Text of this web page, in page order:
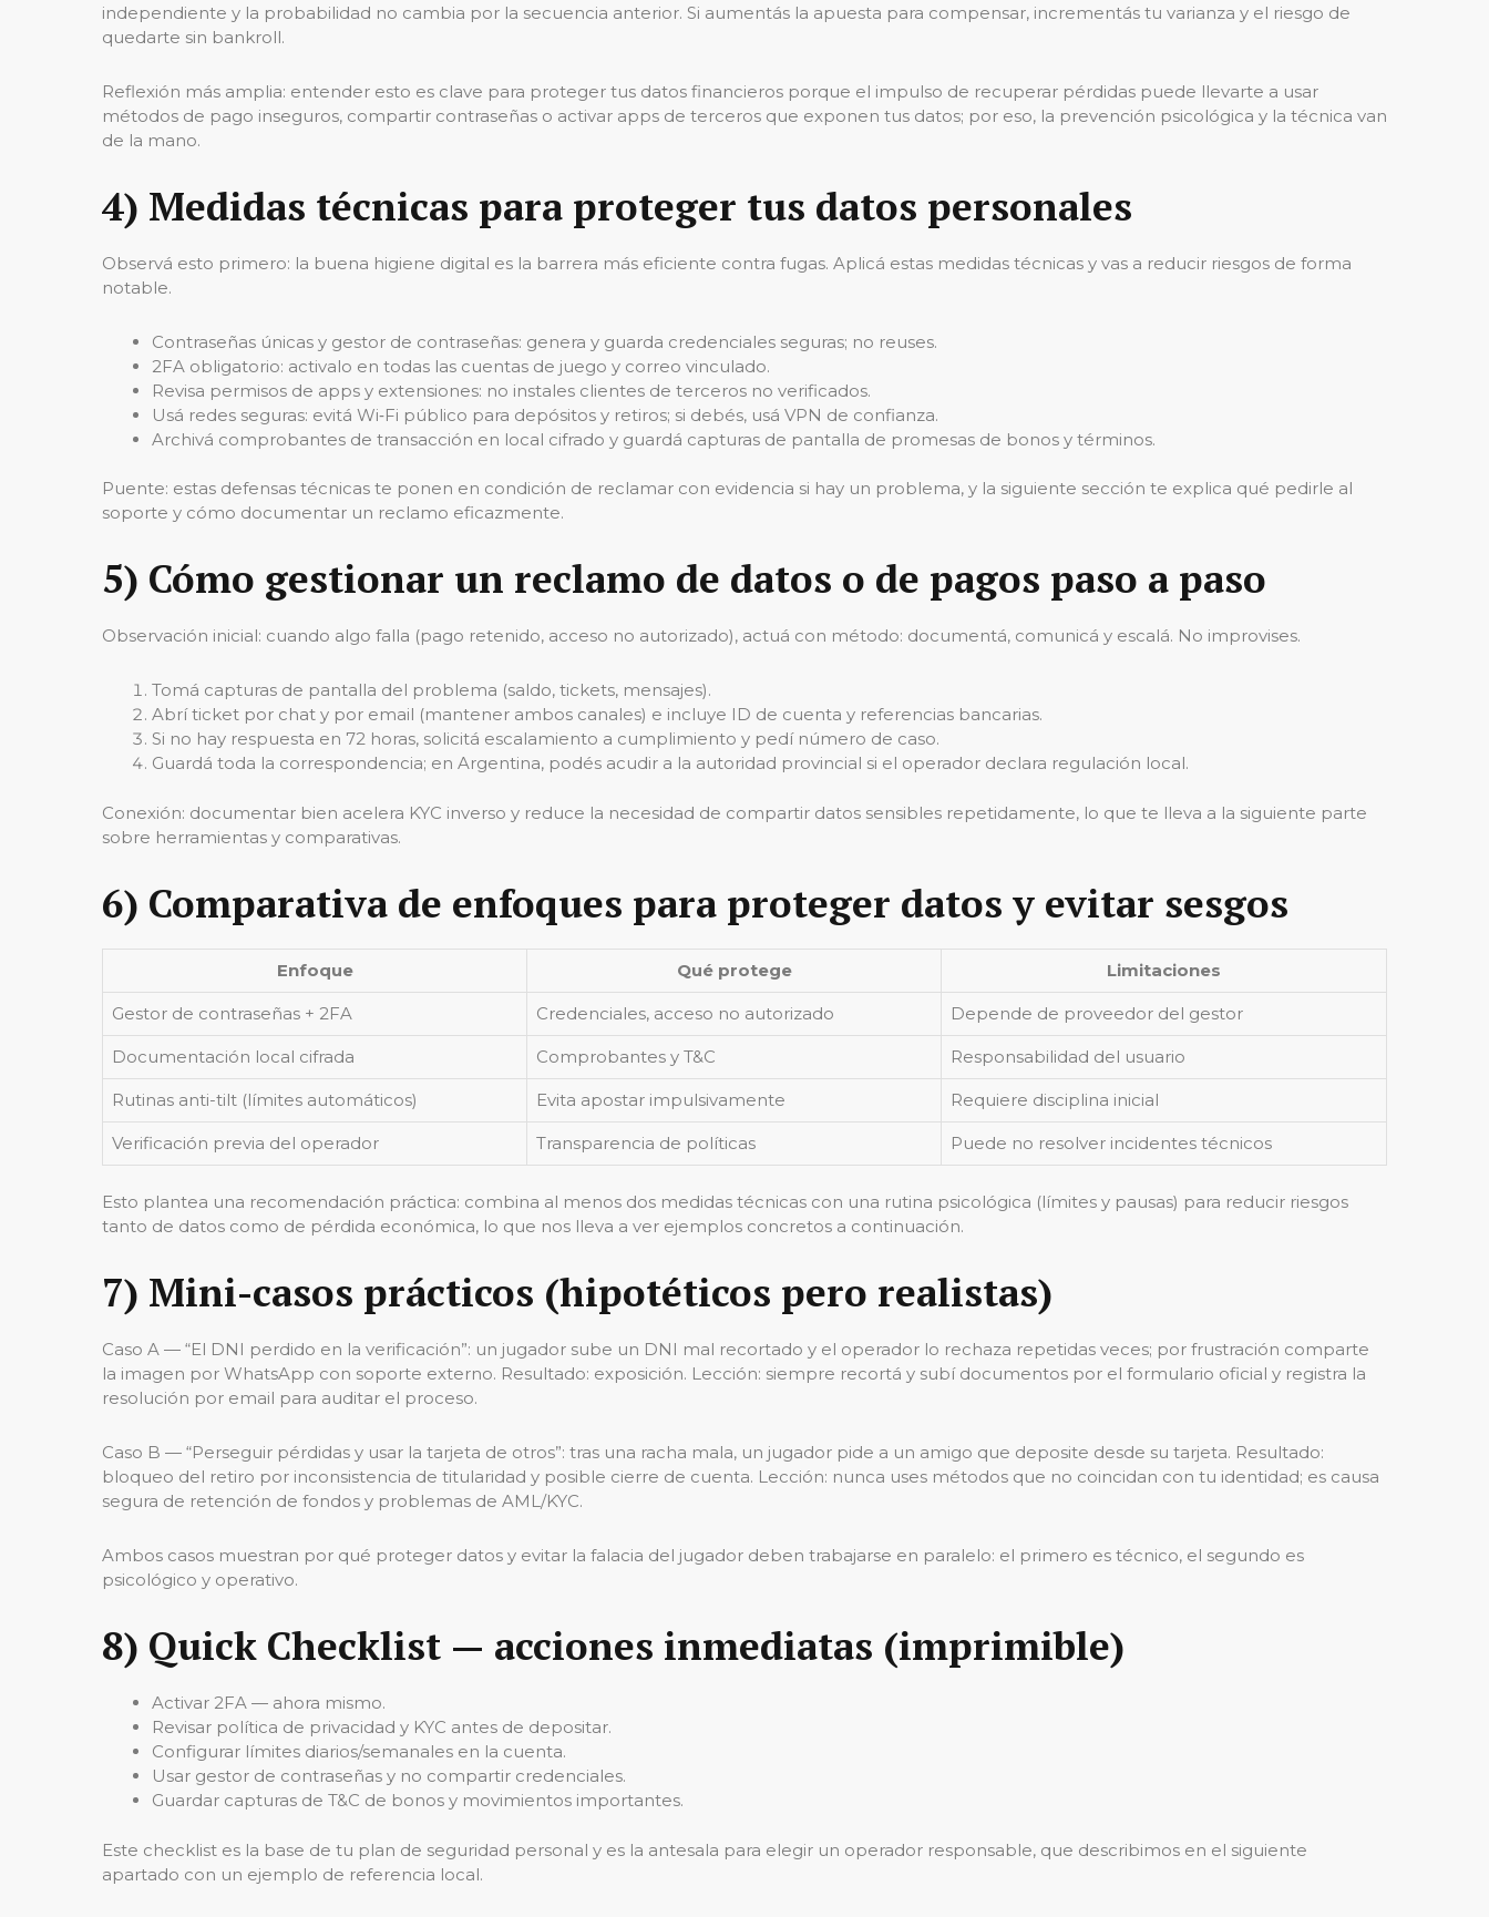
independiente y la probabilidad no cambia por la secuencia anterior. Si aumentás la apuesta para compensar, incrementás tu varianza y el riesgo de
quedarte sin bankroll.
Reflexión más amplia: entender esto es clave para proteger tus datos financieros porque el impulso de recuperar pérdidas puede llevarte a usar
métodos de pago inseguros, compartir contraseñas o activar apps de terceros que exponen tus datos; por eso, la prevención psicológica y la técnica van
de la mano.
4) Medidas técnicas para proteger tus datos personales
Observá esto primero: la buena higiene digital es la barrera más eficiente contra fugas. Aplicá estas medidas técnicas y vas a reducir riesgos de forma
notable.
Contraseñas únicas y gestor de contraseñas: genera y guarda credenciales seguras; no reuses.
2FA obligatorio: activalo en todas las cuentas de juego y correo vinculado.
Revisa permisos de apps y extensiones: no instales clientes de terceros no verificados.
Usá redes seguras: evitá Wi‑Fi público para depósitos y retiros; si debés, usá VPN de confianza.
Archivá comprobantes de transacción en local cifrado y guardá capturas de pantalla de promesas de bonos y términos.
Puente: estas defensas técnicas te ponen en condición de reclamar con evidencia si hay un problema, y la siguiente sección te explica qué pedirle al
soporte y cómo documentar un reclamo eficazmente.
5) Cómo gestionar un reclamo de datos o de pagos paso a paso
Observación inicial: cuando algo falla (pago retenido, acceso no autorizado), actuá con método: documentá, comunicá y escalá. No improvises.
Tomá capturas de pantalla del problema (saldo, tickets, mensajes).
Abrí ticket por chat y por email (mantener ambos canales) e incluye ID de cuenta y referencias bancarias.
Si no hay respuesta en 72 horas, solicitá escalamiento a cumplimiento y pedí número de caso.
Guardá toda la correspondencia; en Argentina, podés acudir a la autoridad provincial si el operador declara regulación local.
Conexión: documentar bien acelera KYC inverso y reduce la necesidad de compartir datos sensibles repetidamente, lo que te lleva a la siguiente parte
sobre herramientas y comparativas.
6) Comparativa de enfoques para proteger datos y evitar sesgos
Enfoque Qué protege Limitaciones
Gestor de contraseñas + 2FA Credenciales, acceso no autorizado Depende de proveedor del gestor
Documentación local cifrada Comprobantes y T&C Responsabilidad del usuario
Rutinas anti-tilt (límites automáticos) Evita apostar impulsivamente Requiere disciplina inicial
Verificación previa del operador Transparencia de políticas Puede no resolver incidentes técnicos
Esto plantea una recomendación práctica: combina al menos dos medidas técnicas con una rutina psicológica (límites y pausas) para reducir riesgos
tanto de datos como de pérdida económica, lo que nos lleva a ver ejemplos concretos a continuación.
7) Mini-casos prácticos (hipotéticos pero realistas)
Caso A — “El DNI perdido en la verificación”: un jugador sube un DNI mal recortado y el operador lo rechaza repetidas veces; por frustración comparte
la imagen por WhatsApp con soporte externo. Resultado: exposición. Lección: siempre recortá y subí documentos por el formulario oficial y registra la
resolución por email para auditar el proceso.
Caso B — “Perseguir pérdidas y usar la tarjeta de otros”: tras una racha mala, un jugador pide a un amigo que deposite desde su tarjeta. Resultado:
bloqueo del retiro por inconsistencia de titularidad y posible cierre de cuenta. Lección: nunca uses métodos que no coincidan con tu identidad; es causa
segura de retención de fondos y problemas de AML/KYC.
Ambos casos muestran por qué proteger datos y evitar la falacia del jugador deben trabajarse en paralelo: el primero es técnico, el segundo es
psicológico y operativo.
8) Quick Checklist — acciones inmediatas (imprimible)
Activar 2FA — ahora mismo.
Revisar política de privacidad y KYC antes de depositar.
Configurar límites diarios/semanales en la cuenta.
Usar gestor de contraseñas y no compartir credenciales.
Guardar capturas de T&C de bonos y movimientos importantes.
Este checklist es la base de tu plan de seguridad personal y es la antesala para elegir un operador responsable, que describimos en el siguiente
apartado con un ejemplo de referencia local.